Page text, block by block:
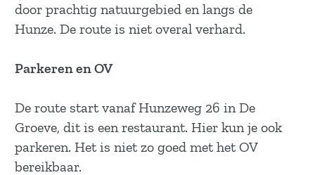
door prachtig natuurgebied en langs de
Hunze. De route is niet overal verhard.
Parkeren en OV
De route start vanaf Hunzeweg 26 in De
Groeve, dit is een restaurant. Hier kun je ook
parkeren. Het is niet zo goed met het OV
bereikbaar.